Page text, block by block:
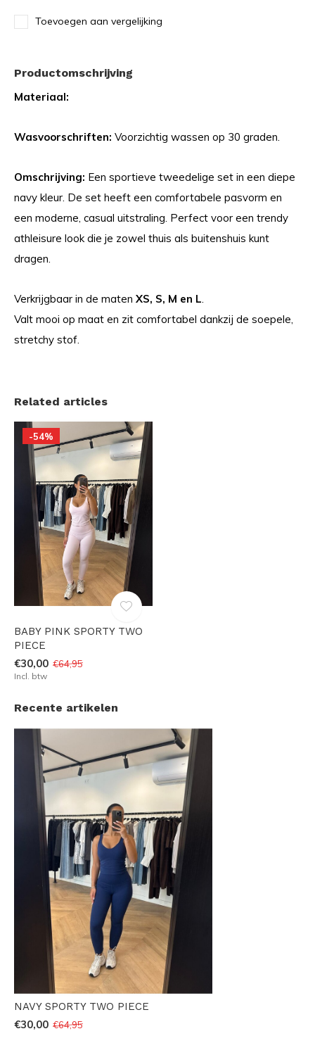
Toevoegen aan vergelijking
Productomschrijving
Materiaal:
Wasvoorschriften: Voorzichtig wassen op 30 graden.
Omschrijving: Een sportieve tweedelige set in een diepe
navy kleur. De set heeft een comfortabele pasvorm en
een moderne, casual uitstraling. Perfect voor een trendy
athleisure look die je zowel thuis als buitenshuis kunt
dragen.
Verkrijgbaar in de maten XS, S, M en L.
Valt mooi op maat en zit comfortabel dankzij de soepele,
stretchy stof.
Related articles
-54%
BABY PINK SPORTY TWO
PIECE
€30,00 €64,95
Incl. btw
Recente artikelen
NAVY SPORTY TWO PIECE
€30,00 €64,95